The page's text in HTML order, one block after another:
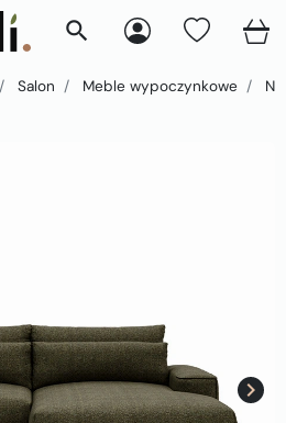
search
Salon Meble wypoczynkowe
keyboard_arrow_right